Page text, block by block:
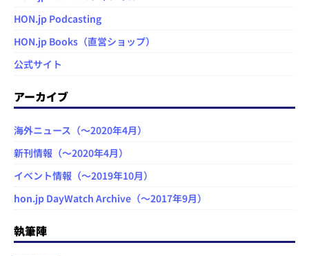
HON.jp Podcasting
HON.jp Books（直営ショップ）
公式サイト
アーカイブ
海外ニュース（～2020年4月）
新刊情報（～2020年4月）
イベント情報（～2019年10月）
hon.jp DayWatch Archive（～2017年9月）
執筆陣